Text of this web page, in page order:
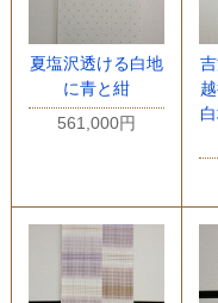
夏塩沢透ける白地
に青と紺
561,000円